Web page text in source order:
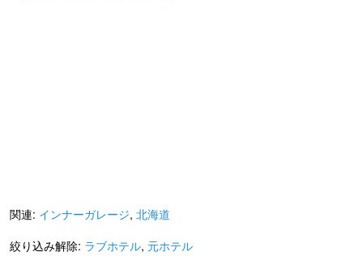
関連: インナーガレージ, 北海道
絞り込み解除: ラブホテル, 元ホテル